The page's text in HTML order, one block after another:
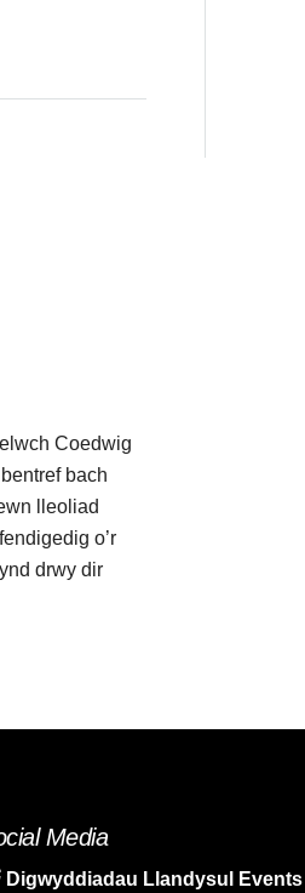
Coedwig
bach
lleoliad
o’r
drwy dir
Media
Digwyddiadau Llandysul Events